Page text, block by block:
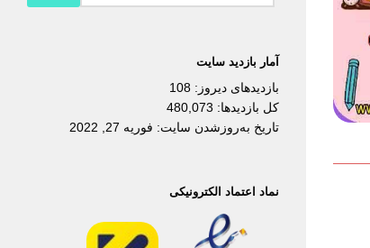
آمار بازدید سایت
بازدیدهای دیروز: 108
کل بازدیدها: 480,073
تاریخ به‌روزشدن سایت: فوریه 27, 2022
نماد اعتماد الکترونیکی